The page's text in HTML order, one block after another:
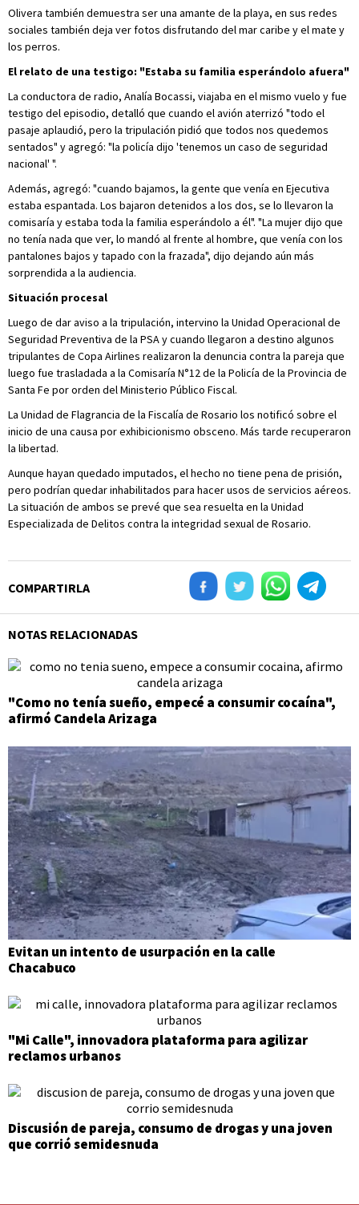
Olivera también demuestra ser una amante de la playa, en sus redes
sociales también deja ver fotos disfrutando del mar caribe y el mate y
los perros.
El relato de una testigo: "Estaba su familia esperándolo afuera"
La conductora de radio, Analía Bocassi, viajaba en el mismo vuelo y fue
testigo del episodio, detalló que cuando el avión aterrizó "todo el
pasaje aplaudió, pero la tripulación pidió que todos nos quedemos
sentados" y agregó: "la policía dijo 'tenemos un caso de seguridad
nacional' ".
Además, agregó: "cuando bajamos, la gente que venía en Ejecutiva
estaba espantada. Los bajaron detenidos a los dos, se lo llevaron la
comisaría y estaba toda la familia esperándolo a él". "La mujer dijo que
no tenía nada que ver, lo mandó al frente al hombre, que venía con los
pantalones bajos y tapado con la frazada", dijo dejando aún más
sorprendida a la audiencia.
Situación procesal
Luego de dar aviso a la tripulación, intervino la Unidad Operacional de
Seguridad Preventiva de la PSA y cuando llegaron a destino algunos
tripulantes de Copa Airlines realizaron la denuncia contra la pareja que
luego fue trasladada a la Comisaría N°12 de la Policía de la Provincia de
Santa Fe por orden del Ministerio Público Fiscal.
La Unidad de Flagrancia de la Fiscalía de Rosario los notificó sobre el
inicio de una causa por exhibicionismo obsceno. Más tarde recuperaron
la libertad.
Aunque hayan quedado imputados, el hecho no tiene pena de prisión,
pero podrían quedar inhabilitados para hacer usos de servicios aéreos.
La situación de ambos se prevé que sea resuelta en la Unidad
Especializada de Delitos contra la integridad sexual de Rosario.
COMPARTIRLA
NOTAS RELACIONADAS
"Como no tenía sueño, empecé a consumir cocaína",
afirmó Candela Arizaga
Evitan un intento de usurpación en la calle
Chacabuco
"Mi Calle", innovadora plataforma para agilizar
reclamos urbanos
Discusión de pareja, consumo de drogas y una joven
que corrió semidesnuda